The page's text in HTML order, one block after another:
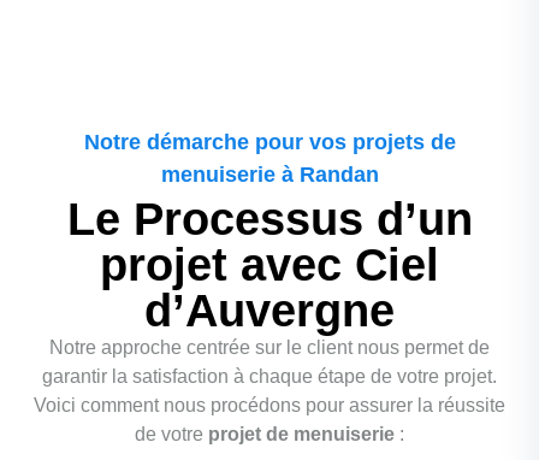
Notre démarche pour vos projets de
menuiserie à Randan
Le Processus d’un
projet avec Ciel
d’Auvergne
Notre approche centrée sur le client nous permet de
garantir la satisfaction à chaque étape de votre projet.
Voici comment nous procédons pour assurer la réussite
de votre projet de menuiserie :